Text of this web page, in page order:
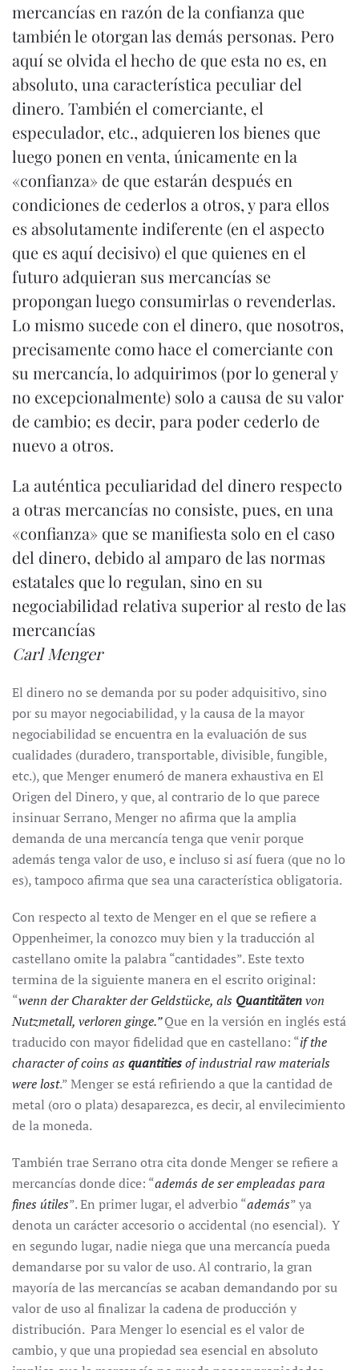
mercancías en razón de la confianza que
también le otorgan las demás personas. Pero
aquí se olvida el hecho de que esta no es, en
absoluto, una característica peculiar del
dinero. También el comerciante, el
especulador, etc., adquieren los bienes que
luego ponen en venta, únicamente en la
«confianza» de que estarán después en
condiciones de cederlos a otros, y para ellos
es absolutamente indiferente (en el aspecto
que es aquí decisivo) el que quienes en el
futuro adquieran sus mercancías se
propongan luego consumirlas o revenderlas.
Lo mismo sucede con el dinero, que nosotros,
precisamente como hace el comerciante con
su mercancía, lo adquirimos (por lo general y
no excepcionalmente) solo a causa de su valor
de cambio; es decir, para poder cederlo de
nuevo a otros.
La auténtica peculiaridad del dinero respecto
a otras mercancías no consiste, pues, en una
«confianza» que se manifiesta solo en el caso
del dinero, debido al amparo de las normas
estatales que lo regulan, sino en su
negociabilidad relativa superior al resto de las
mercancías
Carl Menger
El dinero no se demanda por su poder adquisitivo, sino
por su mayor negociabilidad, y la causa de la mayor
negociabilidad se encuentra en la evaluación de sus
cualidades (duradero, transportable, divisible, fungible,
etc.), que Menger enumeró de manera exhaustiva en El
Origen del Dinero, y que, al contrario de lo que parece
insinuar Serrano, Menger no afirma que la amplia
demanda de una mercancía tenga que venir porque
además tenga valor de uso, e incluso si así fuera (que no lo
es), tampoco afirma que sea una característica obligatoria.
Con respecto al texto de Menger en el que se refiere a
Oppenheimer, la conozco muy bien y la traducción al
castellano omite la palabra “cantidades”. Este texto
termina de la siguiente manera en el escrito original:
“wenn der Charakter der Geldstücke, als Quantitätenvon
Nutzmetall, verloren ginge.”Que en la versión en inglés está
traducido con mayor fidelidad que en castellano: “if the
character of coins as quantitiesof industrial raw materials
were lost.” Menger se está refiriendo a que la cantidad de
metal (oro o plata) desaparezca, es decir, al envilecimiento
de la moneda.
También trae Serrano otra cita donde Menger se refiere a
mercancías donde dice: “además de ser empleadas para
fines útiles”. En primer lugar, el adverbio “además” ya
denota un carácter accesorio o accidental (no esencial). Y
en segundo lugar, nadie niega que una mercancía pueda
demandarse por su valor de uso. Al contrario, la gran
mayoría de las mercancías se acaban demandando por su
valor de uso al finalizar la cadena de producción y
distribución. Para Menger lo esencial es el valor de
cambio, y que una propiedad sea esencial en absoluto